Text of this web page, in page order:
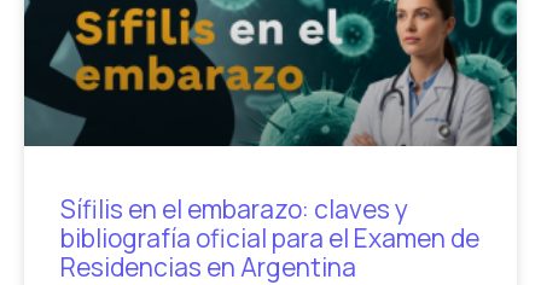
Sífilis en el embarazo: claves y
bibliografía oficial para el Examen de
Residencias en Argentina